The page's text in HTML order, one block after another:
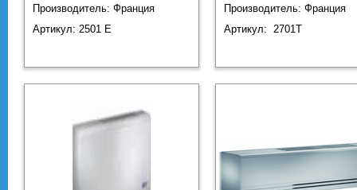
Производитель: Франция
Артикул: 2501 E
Производитель: Франция
Артикул: 2701Т